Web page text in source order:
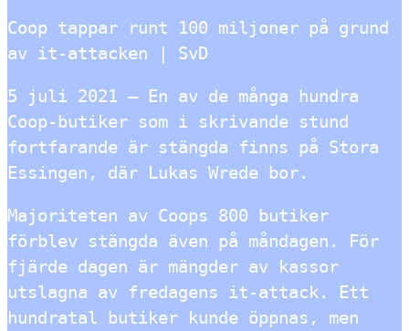
Coop tappar runt 100 miljoner på grund
av it-attacken | SvD
5 juli 2021 — En av de många hundra
Coop-butiker som i skrivande stund
fortfarande är stängda finns på Stora
Essingen, där Lukas Wrede bor.
Majoriteten av Coops 800 butiker
förblev stängda även på måndagen. För
fjärde dagen är mängder av kassor
utslagna av fredagens it-attack. Ett
hundratal butiker kunde öppnas, men